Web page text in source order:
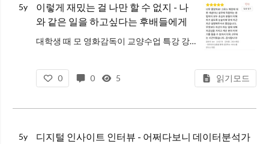
5y
이렇게 재밌는 걸 나만 할 수 없지 - 나
와 같은 일을 하고싶다는 후배들에게
대학생 때 모 영화감독이 교양수업 특강 강사로 왔던 적이 있다. Q&A 시간에 누군가가 '영화와 관련된 일을 하고 싶은데, 조언을 해줄 수 있냐'고 질문을 했다. 당장 감독처럼 큰 역할을 맡을 수는 없겠지만, 촬영장에서 필요한
0 0 5 읽기모드
5y
디지털 인사이트 인터뷰 - 어쩌다보니 데이터분석가